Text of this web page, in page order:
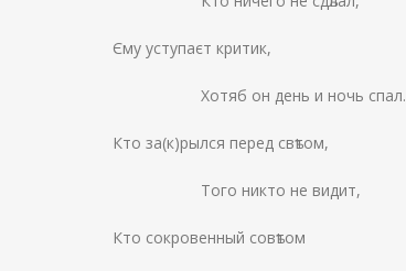
Єму уступаєт критик,
Хотяб он день и ночь спал.
Кто за(к)рылся перед свѣтом,
Того никто не видит,
Кто сокровенный совѣтом